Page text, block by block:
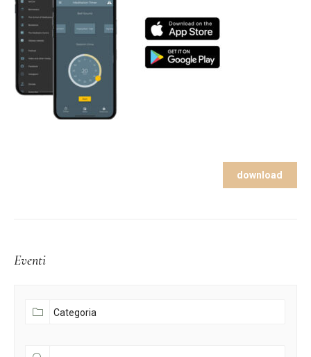
download
Eventi